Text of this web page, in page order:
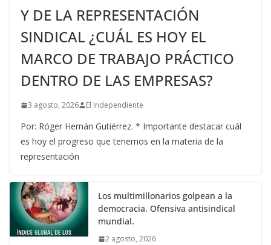
Y DE LA REPRESENTACIÓN
SINDICAL ¿CUÁL ES HOY EL
MARCO DE TRABAJO PRÁCTICO
DENTRO DE LAS EMPRESAS?
3 agosto, 2026 El Independiente
Por: Róger Hernán Gutiérrez. * Importante destacar cuál
es hoy el progreso que tenemos en la materia de la
representación
Los multimillonarios golpean a la
democracia. Ofensiva antisindical
mundial.
2 agosto, 2026